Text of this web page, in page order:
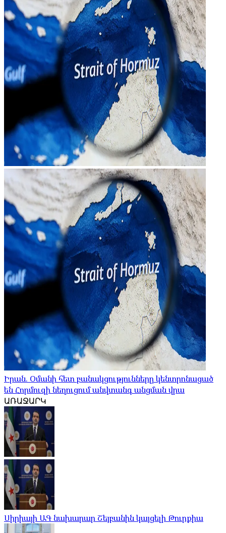
Իրան. Օմանի հետ բանակցությունները կենտրոնացած
են Հորմուզի նեղուցում անվտանգ անցման վրա
ԱՌԱՋԱՐԿ
Սիրիայի ԱԳ նախարար Շեյբանին կայցելի Թուրքիա